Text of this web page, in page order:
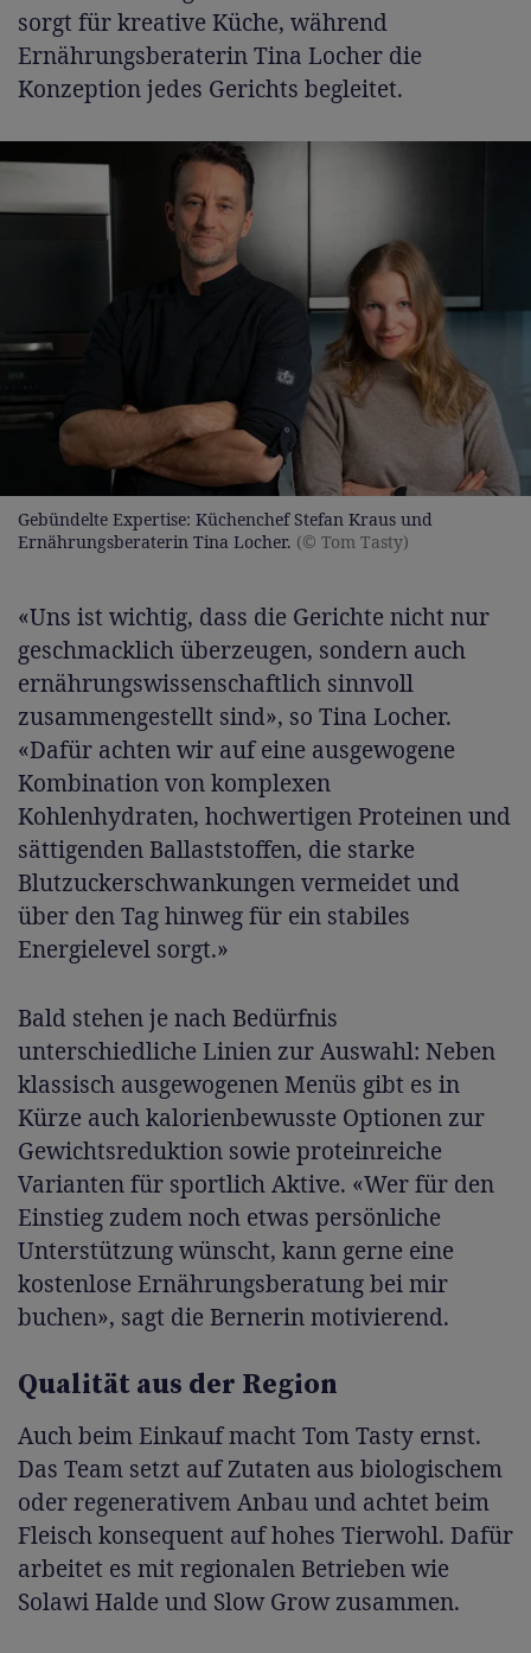
sorgt für kreative Küche, während
Ernährungsberaterin Tina Locher die
Konzeption jedes Gerichts begleitet.
Gebündelte Expertise: Küchenchef Stefan Kraus und
Ernährungsberaterin Tina Locher. (© Tom Tasty)
«Uns ist wichtig, dass die Gerichte nicht nur
geschmacklich überzeugen, sondern auch
ernährungswissenschaftlich sinnvoll
zusammengestellt sind», so Tina Locher.
«Dafür achten wir auf eine ausgewogene
Kombination von komplexen
Kohlenhydraten, hochwertigen Proteinen und
sättigenden Ballaststoffen, die starke
Blutzuckerschwankungen vermeidet und
über den Tag hinweg für ein stabiles
Energielevel sorgt.»
Bald stehen je nach Bedürfnis
unterschiedliche Linien zur Auswahl: Neben
klassisch ausgewogenen Menüs gibt es in
Kürze auch kalorienbewusste Optionen zur
Gewichtsreduktion sowie proteinreiche
Varianten für sportlich Aktive. «Wer für den
Einstieg zudem noch etwas persönliche
Unterstützung wünscht, kann gerne eine
kostenlose Ernährungsberatung bei mir
buchen», sagt die Bernerin motivierend.
Qualität aus der Region
Auch beim Einkauf macht Tom Tasty ernst.
Das Team setzt auf Zutaten aus biologischem
oder regenerativem Anbau und achtet beim
Fleisch konsequent auf hohes Tierwohl. Dafür
arbeitet es mit regionalen Betrieben wie
Solawi Halde und Slow Grow zusammen.